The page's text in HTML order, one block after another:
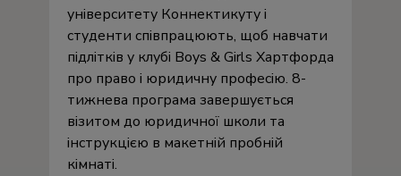
університету Коннектикуту і
студенти співпрацюють, щоб навчати
підлітків у клубі Boys & Girls Хартфорда
про право і юридичну професію. 8-
тижнева програма завершується
візитом до юридичної школи та
інструкцією в макетній пробній
кімнаті.